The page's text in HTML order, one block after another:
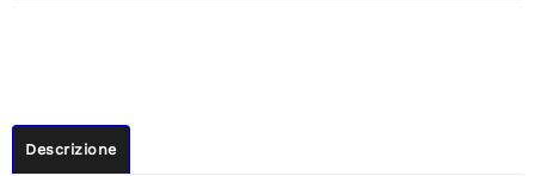
Descrizione